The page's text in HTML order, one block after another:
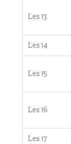
Les 13
Les 14
Les 15
Les 16
Les 17